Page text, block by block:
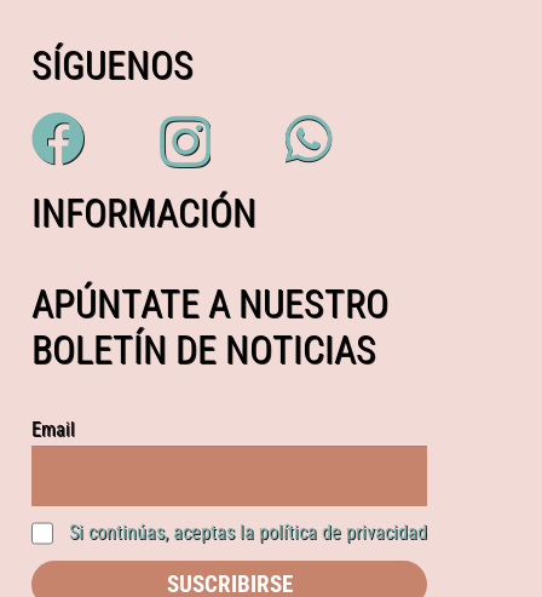
SÍGUENOS
INFORMACIÓN
APÚNTATE A NUESTRO
BOLETÍN DE NOTICIAS
Email
Si continúas, aceptas la política de privacidad